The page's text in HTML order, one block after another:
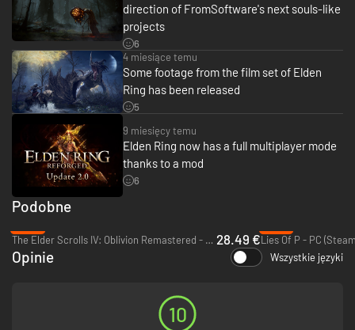
* Zawartość „Shadow of the Erdtree” wymaga posiadania podstawowej
wersji gry.
* Dostępne są też inne edycje. Należy uważać, by nie dokonać podwójnego
zakupu.
direction of FromSoftware's next souls-like
projects
6
4 miesiące temu
Some footage from the film set of Elden
Ring has been released
5
9 miesięcy temu
Elden Ring now has a full multiplayer mode
thanks to a mod
6
Podobne
The Elder Scrolls IV: Oblivion Remastered - PC (Steam) 28.49 €Lies Of P - PC
Opinie Wszystkie języki
10